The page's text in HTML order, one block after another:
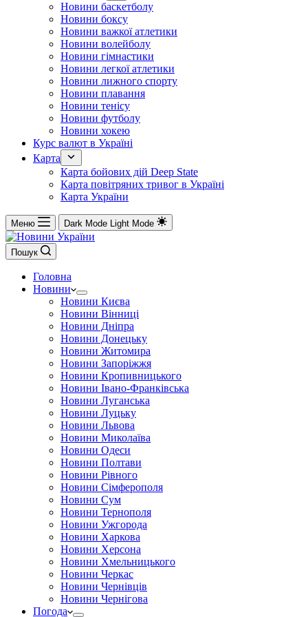
Новини баскетболу
Новини боксу
Новини важкої атлетики
Новини волейболу
Новини гімнастики
Новини легкої атлетики
Новини лижного спорту
Новини плавання
Новини тенісу
Новини футболу
Новини хокею
Курс валют в Україні
Карта
Карта бойових дій Deep State
Карта повітряних тривог в Україні
Карта України
Меню Dark Mode Light Mode
Пошук
Головна
Новини
Новини Києва
Новини Вінниці
Новини Дніпра
Новини Донецьку
Новини Житомира
Новини Запоріжжя
Новини Кропивницького
Новини Івано-Франківська
Новини Луганська
Новини Луцьку
Новини Львова
Новини Миколаїва
Новини Одеси
Новини Полтави
Новини Рівного
Новини Сімферополя
Новини Сум
Новини Тернополя
Новини Ужгорода
Новини Харкова
Новини Херсона
Новини Хмельницького
Новини Черкас
Новини Чернівців
Новини Чернігова
Погода